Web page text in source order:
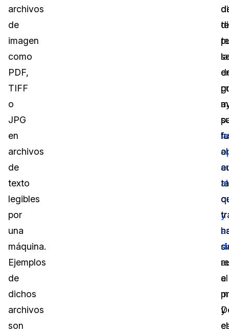
archivos
de
imagen
como
PDF,
TIFF
o
JPG
en
archivos
de
texto
legibles
por
una
máquina.
Ejemplos
de
dichos
archivos
son
al
y
el
y
el
al
a